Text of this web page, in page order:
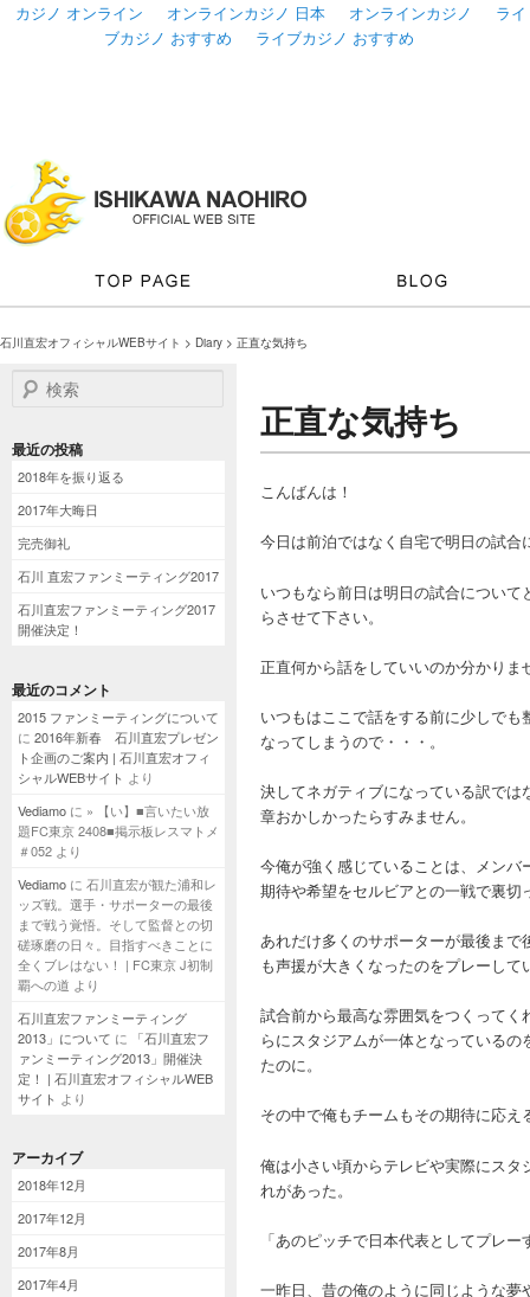
カジノ オンライン オンラインカジノ 日本 オンラインカジノ
ライ
ブカジノ おすすめ
ライブカジノ おすすめ
石川直宏オフィシャルWEBサイト > Diary > 正直な気持ち
検索
最近の投稿
2018年を振り返る
2017年大晦日
完売御礼
石川 直宏ファンミーティング2017
石川直宏ファンミーティング2017
開催決定！
最近のコメント
2015 ファンミーティングについて
に 2016年新春 石川直宏プレゼン
ト企画のご案内 | 石川直宏オフィ
シャルWEBサイト より
Vediamo に » 【い】■言いたい放
題FC東京 2408■掲示板レスマトメ
＃052 より
Vediamo に 石川直宏が観た浦和レ
ッズ戦。選手・サポーターの最後
まで戦う覚悟。そして監督との切
磋琢磨の日々。目指すべきことに
全くブレはない！ | FC東京 J初制
覇への道 より
石川直宏ファンミーティング
2013」について に
「石川直宏フ
ァンミーティング2013」開催決
定！ | 石川直宏オフィシャルWEB
サイト より
アーカイブ
2018年12月
2017年12月
2017年8月
2017年4月
正直な気持ち
こんばんは！
今日は前泊ではなく自宅で明日の試
いつもなら前日は明日の試合につい
らさせて下さい。
正直何から話をしていいのか分かりま
いつもはここで話をする前に少しで
なってしまうので・・・。
決してネガティブになっている訳で
章おかしかったらすみません。
今俺が強く感じていることは、メン
期待や希望をセルビアとの一戦で裏
あれだけ多くのサポーターが最後ま
も声援が大きくなったのをプレーし
試合前から最高な雰囲気をつくって
らにスタジアムが一体となっている
たのに。
その中で俺もチームもその期待に応
俺は小さい頃からテレビや実際にス
れがあった。
「あのピッチで日本代表としてプレ
一昨日、昔の俺のように同じような